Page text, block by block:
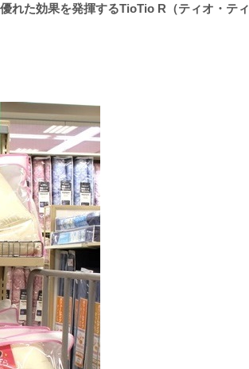
れた効果を発揮するTioTio R（ティオ・ティ